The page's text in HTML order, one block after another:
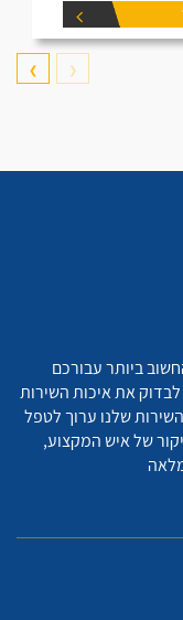
❮
❯
ביותר עבורכם
את איכות השירות
שלנו ערוך לטפל
של איש המקצוע,